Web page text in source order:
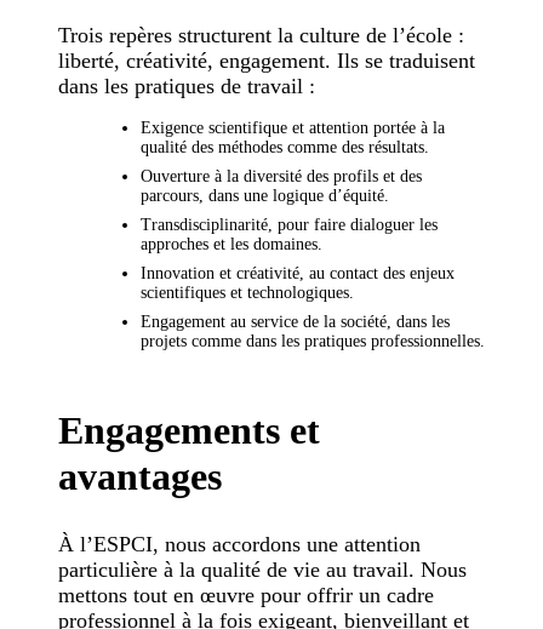
Trois repères structurent la culture de l’école :
liberté, créativité, engagement. Ils se traduisent
dans les pratiques de travail :
Exigence scientifique et attention portée à la
qualité des méthodes comme des résultats.
Ouverture à la diversité des profils et des
parcours, dans une logique d’équité.
Transdisciplinarité, pour faire dialoguer les
approches et les domaines.
Innovation et créativité, au contact des enjeux
scientifiques et technologiques.
Engagement au service de la société, dans les
projets comme dans les pratiques professionnelles.
Engagements et
avantages
À l’ESPCI, nous accordons une attention
particulière à la qualité de vie au travail. Nous
mettons tout en œuvre pour offrir un cadre
professionnel à la fois exigeant, bienveillant et